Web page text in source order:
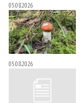
05.08.2026
05.08.2026